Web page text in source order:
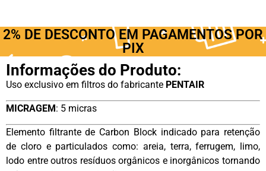
2% DE DESCONTO EM PAGAMENTOS POR
PIX
Informações do Produto:
Uso exclusivo em filtros do fabricante PENTAIR
MICRAGEM: 5 micras
Elemento filtrante de Carbon Block indicado para retenção
de cloro e particulados como: areia, terra, ferrugem, limo,
lodo entre outros resíduos orgânicos e inorgânicos tornando